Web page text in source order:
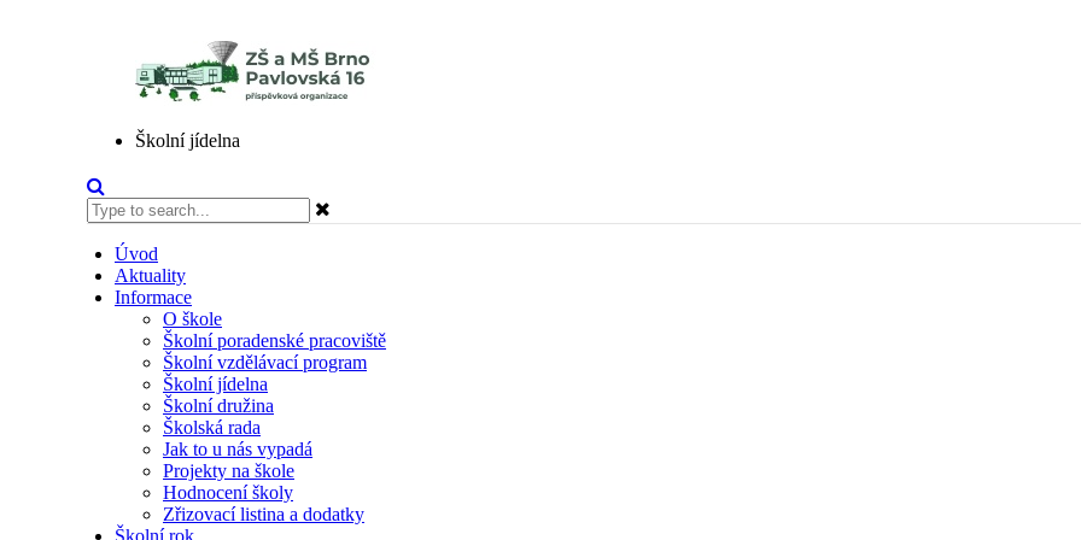
Školní jídelna
Úvod
Aktuality
Informace
O škole
Školní poradenské pracoviště
Školní vzdělávací program
Školní jídelna
Školní družina
Školská rada
Jak to u nás vypadá
Projekty na škole
Hodnocení školy
Zřizovací listina a dodatky
Školní rok